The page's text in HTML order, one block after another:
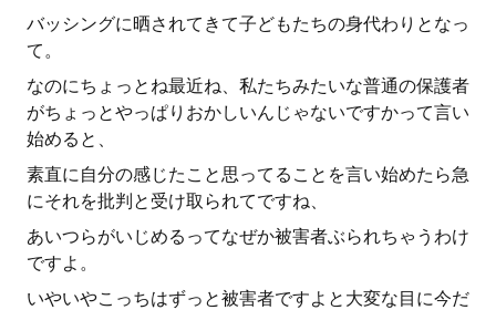
バッシングに晒されてきて子どもたちの身代わりとなっ
て。
なのにちょっとね最近ね、私たちみたいな普通の保護者
がちょっとやっぱりおかしいんじゃないですかって言い
始めると、
素直に自分の感じたこと思ってることを言い始めたら急
にそれを批判と受け取られてですね、
あいつらがいじめるってなぜか被害者ぶられちゃうわけ
ですよ。
いやいやこっちはずっと被害者ですよと大変な目に今だ